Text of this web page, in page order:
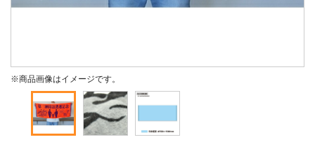
※商品画像はイメージです。